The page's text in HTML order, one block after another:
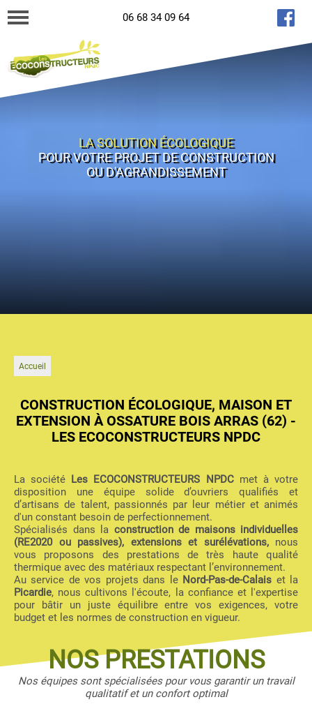
06 68 34 09 64
LA SOLUTION ÉCOLOGIQUE
POUR VOTRE PROJET DE CONSTRUCTION
OU D'AGRANDISSEMENT
Accueil
CONSTRUCTION ÉCOLOGIQUE, MAISON ET
EXTENSION À OSSATURE BOIS ARRAS (62) -
LES ECOCONSTRUCTEURS NPDC
La société Les ECOCONSTRUCTEURS NPDCmet à votre
disposition une équipe solide d’ouvriers qualifiés et
d’artisans de talent, passionnés par leur métier et animés
d'un constant besoin de perfectionnement.
Spécialisés dans la construction de maisons individuelles
(RE2020 ou passives), extensions et surélévations,nous
vous proposons des prestations de très haute qualité
thermique avec des matériaux respectant l’environnement.
Au service de vos projets dans le Nord-Pas-de-Calais et la
Picardie, nous cultivons l'écoute, la confiance et l'expertise
pour bâtir un juste équilibre entre vos exigences, votre
budget et les normes de construction en vigueur.
NOS PRESTATIONS
Nos équipes sont spécialisées pour vous garantir un travail
qualitatif et un confort optimal